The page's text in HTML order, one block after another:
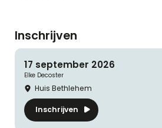
Inschrijven
17 september 2026
Elke Decoster
Huis Bethlehem
Inschrijven